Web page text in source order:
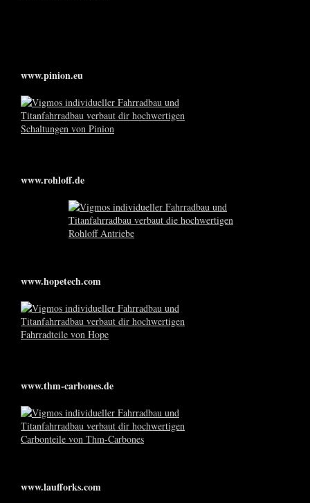
www.pinion.eu
www.rohloff.de
www.hopetech.com
www.thm-carbones.de
www.laufforks.com